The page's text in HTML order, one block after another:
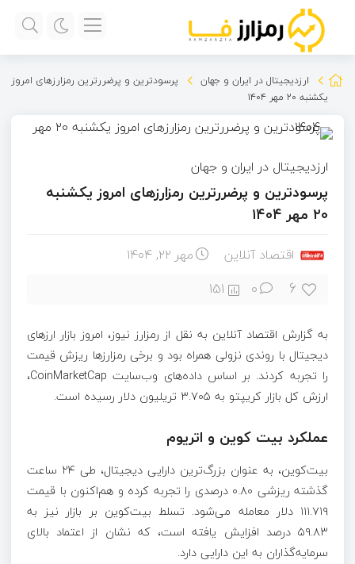
ارزدیجیتال در ایران و جهان
پرسودترین و پرضررترین رمزارزهای امروز
یکشنبه ۲۰ مهر ۱۴۰۴
ارزدیجیتال در ایران و جهان
پرسودترین و پرضررترین رمزارزهای امروز یکشنبه
۲۰ مهر ۱۴۰۴
اقتصاد آنلاین مهر ۲۲, ۱۴۰۴
6
0
151
به گزارش اقتصاد آنلاین به نقل از رمزارز نیوز، امروز بازار ارز‌های
دیجیتال با روندی نزولی همراه بود و برخی رمزارز‌ها ریزش قیمت
را تجربه کردند. بر اساس داده‌های وب‌سایت CoinMarketCap،
ارزش کل بازار کریپتو به ۳.۷۰۵ تریلیون دلار رسیده است.
عملکرد بیت کوین و اتریوم
بیت‌کوین، به عنوان بزرگ‌ترین دارایی دیجیتال، طی ۲۴ ساعت
گذشته ریزشی ۰.۸۰ درصدی را تجربه کرده و هم‌اکنون با قیمت
۱۱۱.۷۱۹ دلار معامله می‌شود. تسلط بیت‌کوین بر بازار نیز به
۵۹.۸۳ درصد افزایش یافته است، که نشان از اعتماد بالای
سرمایه‌گذاران به این دارایی دارد.